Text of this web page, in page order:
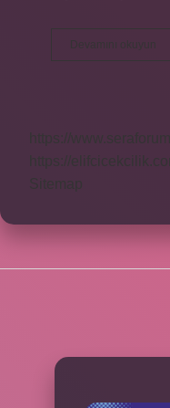
Devamını okuyun
https://
https://
Sitemap